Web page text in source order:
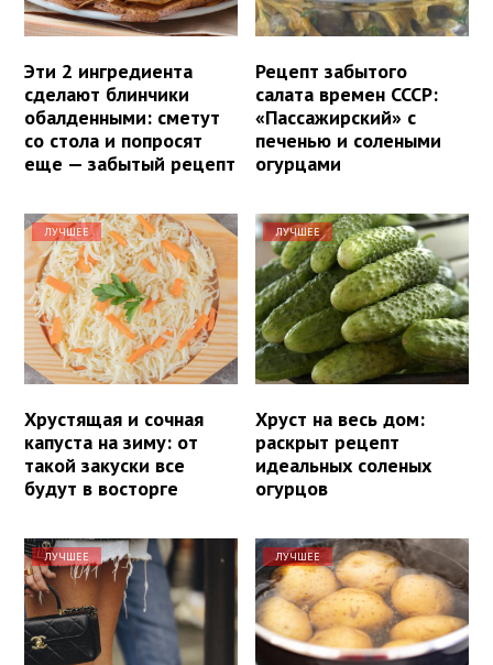
Эти 2 ингредиента
сделают блинчики
обалденными: сметут
со стола и попросят
еще — забытый рецепт
Рецепт забытого
салата времен СССР:
«Пассажирский» с
печенью и солеными
огурцами
ЛУЧШЕЕ
Хрустящая и сочная
капуста на зиму: от
такой закуски все
будут в восторге
ЛУЧШЕЕ
Хруст на весь дом:
раскрыт рецепт
идеальных соленых
огурцов
ЛУЧШЕЕ ЛУЧШЕЕ